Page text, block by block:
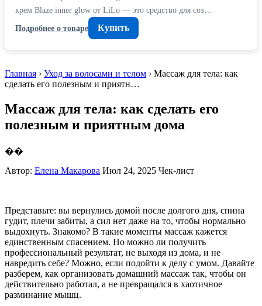
крем Blaze inner glow от LiLo — это средство для соз…
Подробнее о товаре
Купить
Главная › Уход за волосами и телом › Массаж для тела: как
сделать его полезным и приятн…
Массаж для тела: как сделать его
полезным и приятным дома
��
Автор: Елена Макарова Июл 24, 2025 Чек-лист
Представьте: вы вернулись домой после долгого дня, спина
гудит, плечи забиты, а сил нет даже на то, чтобы нормально
выдохнуть. Знакомо? В такие моменты массаж кажется
единственным спасением. Но можно ли получить
профессиональный результат, не выходя из дома, и не
навредить себе? Можно, если подойти к делу с умом. Давайте
разберем, как организовать домашний массаж так, чтобы он
действительно работал, а не превращался в хаотичное
разминание мышц.